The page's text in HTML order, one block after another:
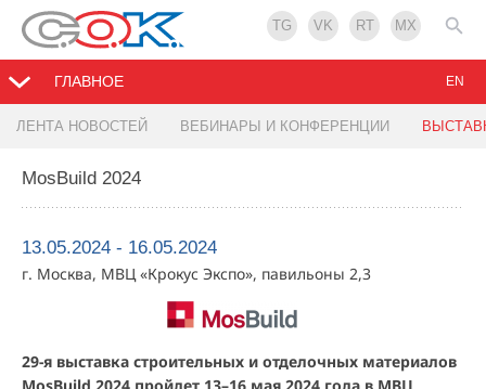
TG VK RT MX
ГЛАВНОЕ
ЛЕНТА НОВОСТЕЙ ВЕБИНАРЫ И КОНФЕРЕНЦИИ
EN
MosBuild 2024
13.05.2024 - 16.05.2024
г. Москва, МВЦ «Крокус Экспо», павильоны 2,3
29-я выставка строительных и отделочных материалов